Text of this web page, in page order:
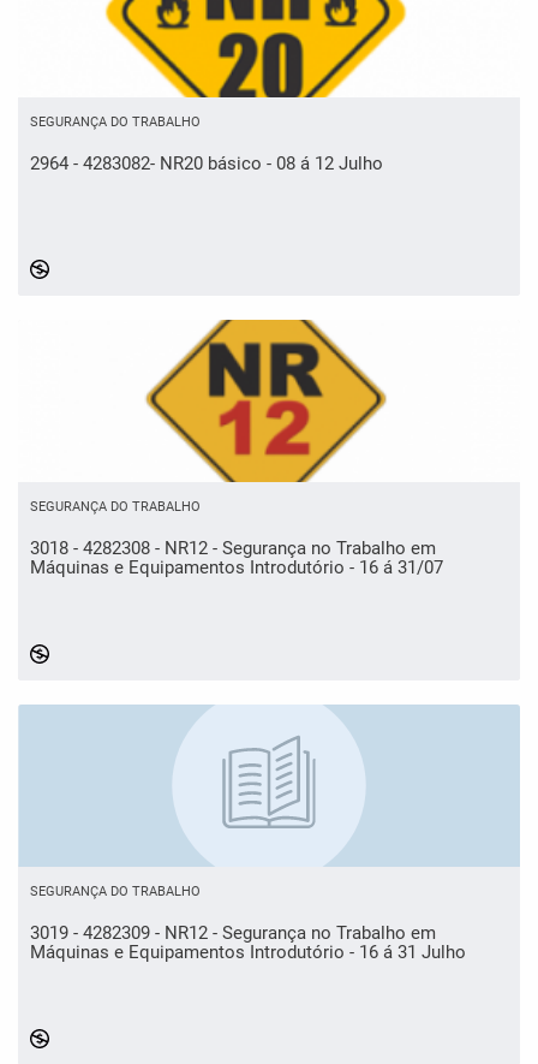
SEGURANÇA DO TRABALHO
2964 - 4283082- NR20 básico - 08 á 12 Julho
SEGURANÇA DO TRABALHO
3018 - 4282308 - NR12 - Segurança no Trabalho em
Máquinas e Equipamentos Introdutório - 16 á 31/07
SEGURANÇA DO TRABALHO
3019 - 4282309 - NR12 - Segurança no Trabalho em
Máquinas e Equipamentos Introdutório - 16 á 31 Julho